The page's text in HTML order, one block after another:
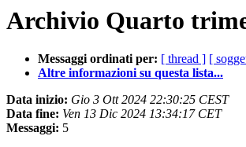
Archivio Quarto
Messaggi ordinati per: [ thread ] [
Altre informazioni su questa lista...
Data inizio: Gio 3 Ott 2024 22:30:25 CEST
Data fine: Ven 13 Dic 2024 13:34:17 CET
Messaggi: 5